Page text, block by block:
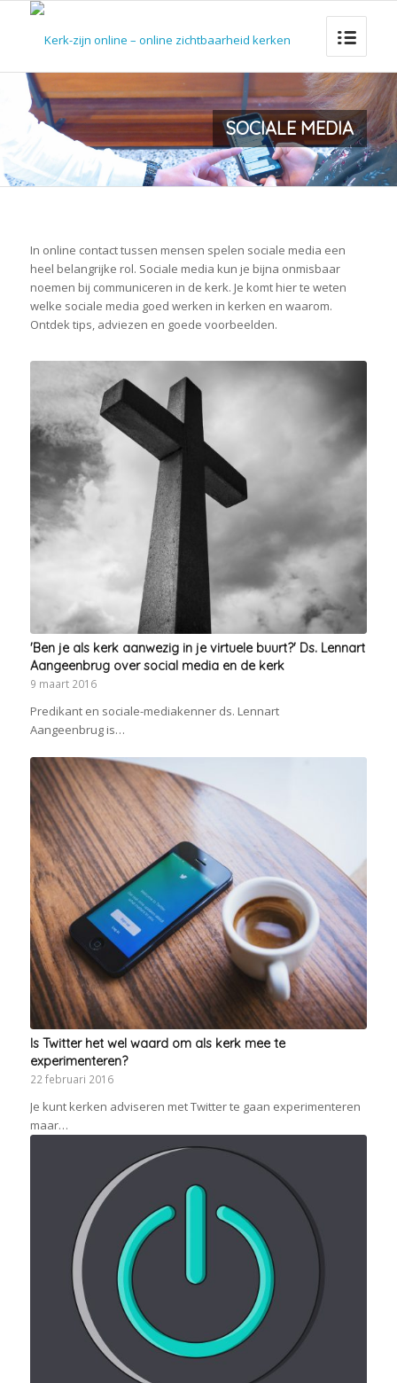
SOCIALE MEDIA
In online contact tussen mensen spelen sociale media een
heel belangrijke rol. Sociale media kun je bijna onmisbaar
noemen bij communiceren in de kerk. Je komt hier te weten
welke sociale media goed werken in kerken en waarom.
Ontdek tips, adviezen en goede voorbeelden.
'Ben je als kerk aanwezig in je virtuele buurt?' Ds. Lennart
Aangeenbrug over social media en de kerk
9 maart 2016
Predikant en sociale-mediakenner ds. Lennart
Aangeenbrug is…
Is Twitter het wel waard om als kerk mee te
experimenteren?
22 februari 2016
Je kunt kerken adviseren met Twitter te gaan experimenteren
maar…